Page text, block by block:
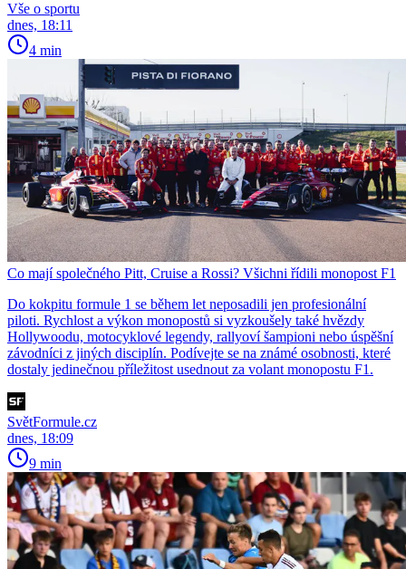
Vše o sportu
dnes, 18:11
4 min
Co mají společného Pitt, Cruise a Rossi? Všichni řídili monopost F1
Do kokpitu formule 1 se během let neposadili jen profesionální
piloti. Rychlost a výkon monopostů si vyzkoušely také hvězdy
Hollywoodu, motocyklové legendy, rallyoví šampioni nebo úspěšní
závodníci z jiných disciplín. Podívejte se na známé osobnosti, které
dostaly jedinečnou příležitost usednout za volant monopostu F1.
SvětFormule.cz
dnes, 18:09
9 min